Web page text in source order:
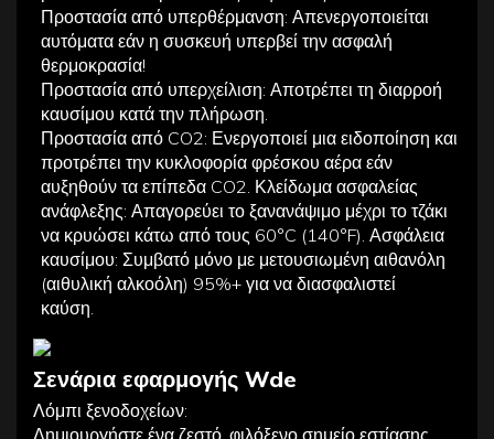
Προστασία από υπερθέρμανση: Απενεργοποιείται
αυτόματα εάν η συσκευή υπερβεί την ασφαλή
θερμοκρασία!
Προστασία από υπερχείλιση: Αποτρέπει τη διαρροή
καυσίμου κατά την πλήρωση.
Προστασία από CO2: Ενεργοποιεί μια ειδοποίηση και
προτρέπει την κυκλοφορία φρέσκου αέρα εάν
αυξηθούν τα επίπεδα CO2. Κλείδωμα ασφαλείας
ανάφλεξης: Απαγορεύει το ξανανάψιμο μέχρι το τζάκι
να κρυώσει κάτω από τους 60°C (140°F). Ασφάλεια
καυσίμου: Συμβατό μόνο με μετουσιωμένη αιθανόλη
(αιθυλική αλκοόλη) 95%+ για να διασφαλιστεί
καύση.
Σενάρια εφαρμογής Wde
Λόμπι ξενοδοχείων:
Δημιουργήστε ένα ζεστό, φιλόξενο σημείο εστίασης